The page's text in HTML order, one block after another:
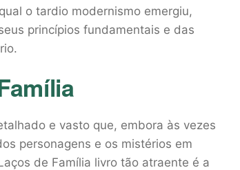
o tardio modernismo emergiu,
princípios fundamentais e das
e vasto que, embora às vezes
personagens e os mistérios em
de Família livro tão atraente é a